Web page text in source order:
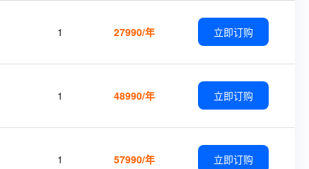
1 27990/年 立即订购
1 48990/年 立即订购
1 57990/年 立即订购